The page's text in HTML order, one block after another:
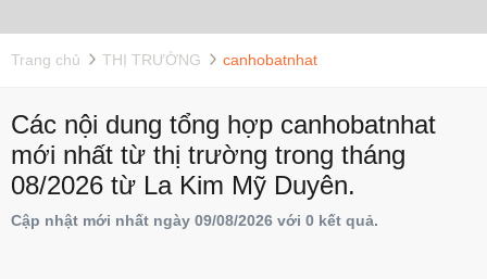
Trang chủ THỊ TRƯỜNG canhobatnhat
Các nội dung tổng hợp canhobatnhat
mới nhất từ thị trường trong tháng
08/2026 từ La Kim Mỹ Duyên.
Cập nhật mới nhất ngày 09/08/2026 với 0 kết quả.